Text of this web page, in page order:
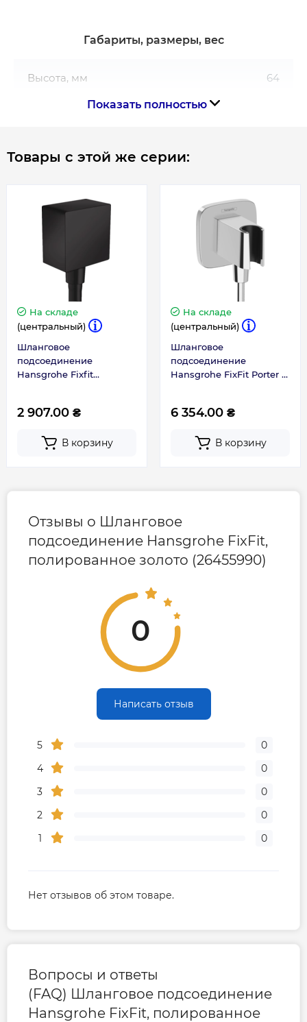
Габариты, размеры, вес
Высота, мм 64
Ширина, мм
Гарантия производителя, мес
Показать полностью
Товары с этой же серии:
На складе
(центральный)
Шланговое
подсоединение
Hansgrohe Fixfit
2 907.00 ₴
В корзину
На складе
(центральный)
Шланговое
подсоединение
Hansgrohe FixFit Porter Q
6 354.00 ₴
В корзину
Отзывы о Шланговое
подсоединение Hansgrohe FixFit,
полированное золото (26455990)
0
Написать отзыв
5
0
4
0
3
0
2
0
1
0
Нет отзывов об этом товаре.
Вопросы и ответы
(FAQ) Шланговое подсоединение
Hansgrohe FixFit, полированное